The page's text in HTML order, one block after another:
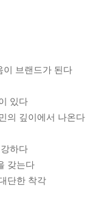
이 브랜드가 된다
있다
의 깊이에서 나온다
하다
갖는다
단한 착각